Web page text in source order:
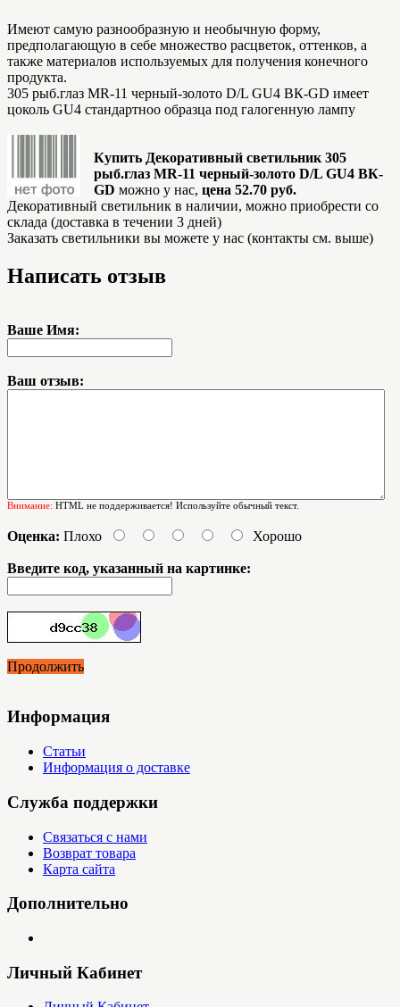
Имеют самую разнообразную и необычную форму,
предполагающую в себе множество расцветок, оттенков, а
также материалов используемых для получения конечного
продукта.
305 рыб.глаз MR-11 черный-золото D/L GU4 ВК-GD имеет
цоколь GU4 стандартноо образца под галогенную лампу
Купить Декоративный светильник 305
рыб.глаз MR-11 черный-золото D/L GU4 ВК-
GD можно у нас, цена 52.70 руб.
Декоративный светильник в наличии, можно приобрести со
склада (доставка в течении 3 дней)
Заказать светильники вы можете у нас (контакты см. выше)
Написать отзыв
Ваше Имя:
Ваш отзыв:
Внимание: HTML не поддерживается! Используйте обычный текст.
Оценка: Плохо Хорошо
Введите код, указанный на картинке:
Продолжить
Информация
Статьи
Информация о доставке
Служба поддержки
Связаться с нами
Возврат товара
Карта сайта
Дополнительно
Личный Кабинет